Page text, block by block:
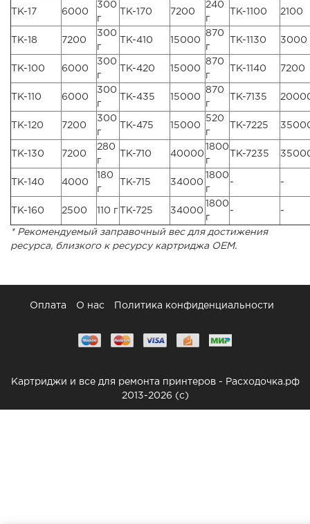
TK-17 6000
300
г
TK-170 7200
240
г
TK-1100 2100
TK-18 7200
300
г
TK-410 15000
870
г
TK-1130 3000
TK-100 6000
300
г
TK-420 15000
870
г
TK-1140 7200
TK-110 6000
300
г
TK-435 15000
870
г
TK-7135
TK-120 7200
300
г
TK-475 15000
520
г
TK-7225
TK-130 7200
280
г
TK-710 40000
1800
г
TK-7235
TK-140 4000
180
г
TK-715 34000
1800
г
- -
TK-160 2500 110 г TK-725 34000
1800
г
- -
* Рекомендуемый заправочный вес для достижения
ресурса, близкого к ресурсу картриджа ОЕМ.
Оплата О нас Политика конфиденциальности
Картриджи и все для ремонта принтеров - Расходочка.рф
2013-2026 (c)